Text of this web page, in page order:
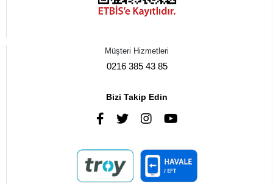
Müşteri Hizmetleri
0216 385 43 85
Bizi Takip Edin